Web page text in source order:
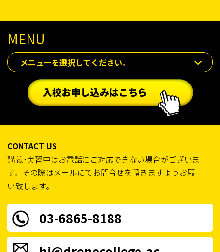
MENU
メニューを選択してください。
CONTACT US
講義･実習中はお電話にご対応できない場合がございま
す。その際はメールにてお問合せを頂きますようお願
い致します。
03-6865-8188